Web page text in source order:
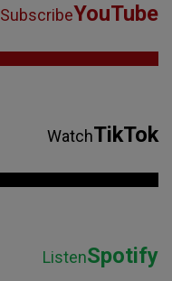
SubscribeYouTube
WatchTikTok
ListenSpotify